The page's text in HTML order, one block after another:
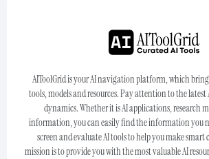
AIToolGrid is your AI navigation platform, which
tools, models and resources. Pay attention to the
dynamics. Whether it is AI applications, research
information, you can easily find the information you
screen and evaluate AI tools to help you make smart
mission is to provide you with the most valuable AI